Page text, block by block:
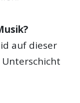
auf dieser